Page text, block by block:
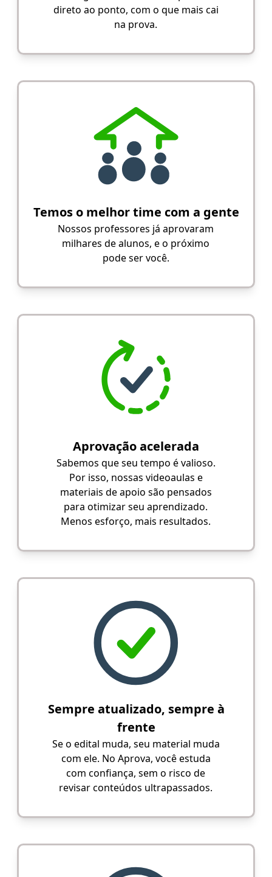
direto ao ponto, com o que mais cai
na prova.
Temos o melhor time com a gente
Nossos professores já aprovaram
milhares de alunos, e o próximo
pode ser você.
Aprovação acelerada
Sabemos que seu tempo é valioso.
Por isso, nossas videoaulas e
materiais de apoio são pensados
para otimizar seu aprendizado.
Menos esforço, mais resultados.
Sempre atualizado, sempre à
frente
Se o edital muda, seu material muda
com ele. No Aprova, você estuda
com confiança, sem o risco de
revisar conteúdos ultrapassados.